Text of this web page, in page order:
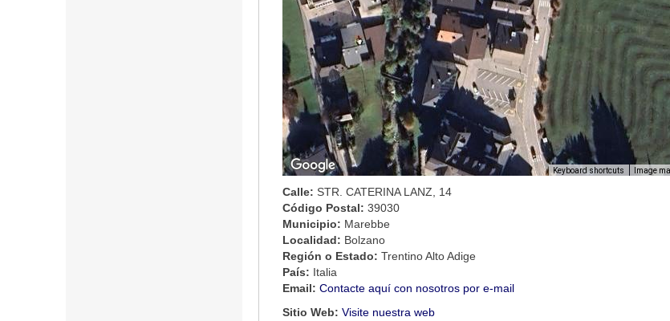
Keyboard shortcuts Image
Calle: STR. CATERINA LANZ, 14
Código Postal: 39030
Municipio: Marebbe
Localidad: Bolzano
Región o Estado: Trentino Alto Adige
País: Italia
Email: Contacte aquí con nosotros por e-mail
Sitio Web: Visite nuestra web